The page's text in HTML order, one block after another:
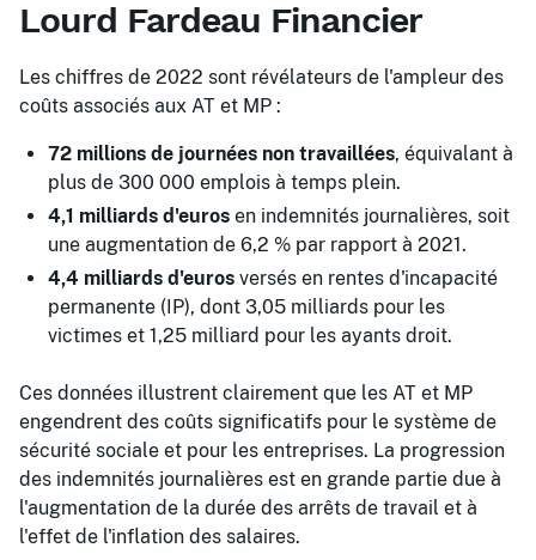
Lourd Fardeau Financier
Les chiffres de 2022 sont révélateurs de l'ampleur des
coûts associés aux AT et MP :
72 millions de journées non travaillées, équivalant à
plus de 300 000 emplois à temps plein.
4,1 milliards d'euros en indemnités journalières, soit
une augmentation de 6,2 % par rapport à 2021.
4,4 milliards d'euros versés en rentes d'incapacité
permanente (IP), dont 3,05 milliards pour les
victimes et 1,25 milliard pour les ayants droit.
Ces données illustrent clairement que les AT et MP
engendrent des coûts significatifs pour le système de
sécurité sociale et pour les entreprises. La progression
des indemnités journalières est en grande partie due à
l'augmentation de la durée des arrêts de travail et à
l'effet de l'inflation des salaires.